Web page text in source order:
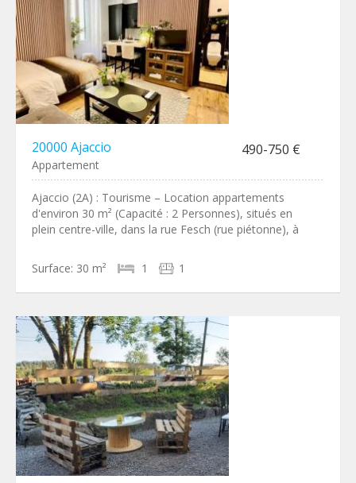
20000 Ajaccio 490-750 €
Appartement
Ajaccio (2A) : Tourisme – Location appartements
d'environ 30 m² (Capacité : 2 Personnes), situés en
plein centre-ville, dans la rue Fesch (rue piétonne), à
Surface: 30 m² 1 1